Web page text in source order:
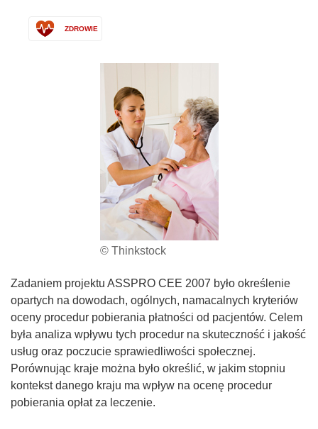
ZDROWIE
© Thinkstock
Zadaniem projektu ASSPRO CEE 2007 było określenie
opartych na dowodach, ogólnych, namacalnych kryteriów
oceny procedur pobierania płatności od pacjentów. Celem
była analiza wpływu tych procedur na skuteczność i jakość
usług oraz poczucie sprawiedliwości społecznej.
Porównując kraje można było określić, w jakim stopniu
kontekst danego kraju ma wpływ na ocenę procedur
pobierania opłat za leczenie.